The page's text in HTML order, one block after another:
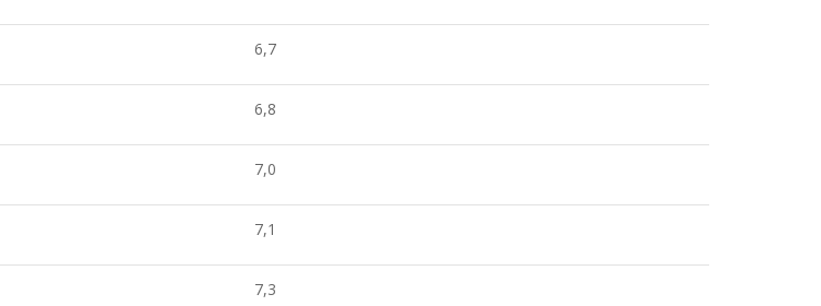
6,7
6,8
7,0
7,1
7,3